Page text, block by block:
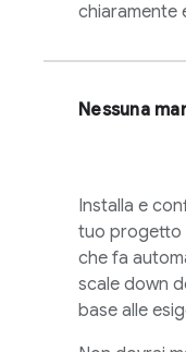
chiaramente
Nessuna
Installa e
tuo progetto
che fa
scale down
base alle